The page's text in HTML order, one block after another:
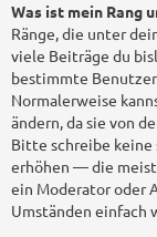
Was ist mein Rang
Ränge, die unter
viele Beiträge du
bestimmte
Normalerweise
ändern, da sie von
Bitte schreibe keine
erhöhen — die
ein Moderator oder
Umständen einfach